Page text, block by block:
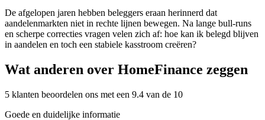
De afgelopen jaren hebben beleggers eraan herinnerd dat
aandelenmarkten niet in rechte lijnen bewegen. Na lange bull-runs
en scherpe correcties vragen velen zich af: hoe kan ik belegd blijven
in aandelen en toch een stabiele kasstroom creëren?
Wat anderen over HomeFinance zeggen
5 klanten beoordelen ons met een 9.4 van de 10
Goede en duidelijke informatie